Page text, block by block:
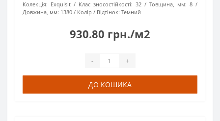
Колекція: Exquisit Клас зносостійкості: 32 Товщина, мм: 8
Довжина, мм: 1380 Колір / Відтінок: Темний
930.80 грн./м2
- +
ДО КОШИКА